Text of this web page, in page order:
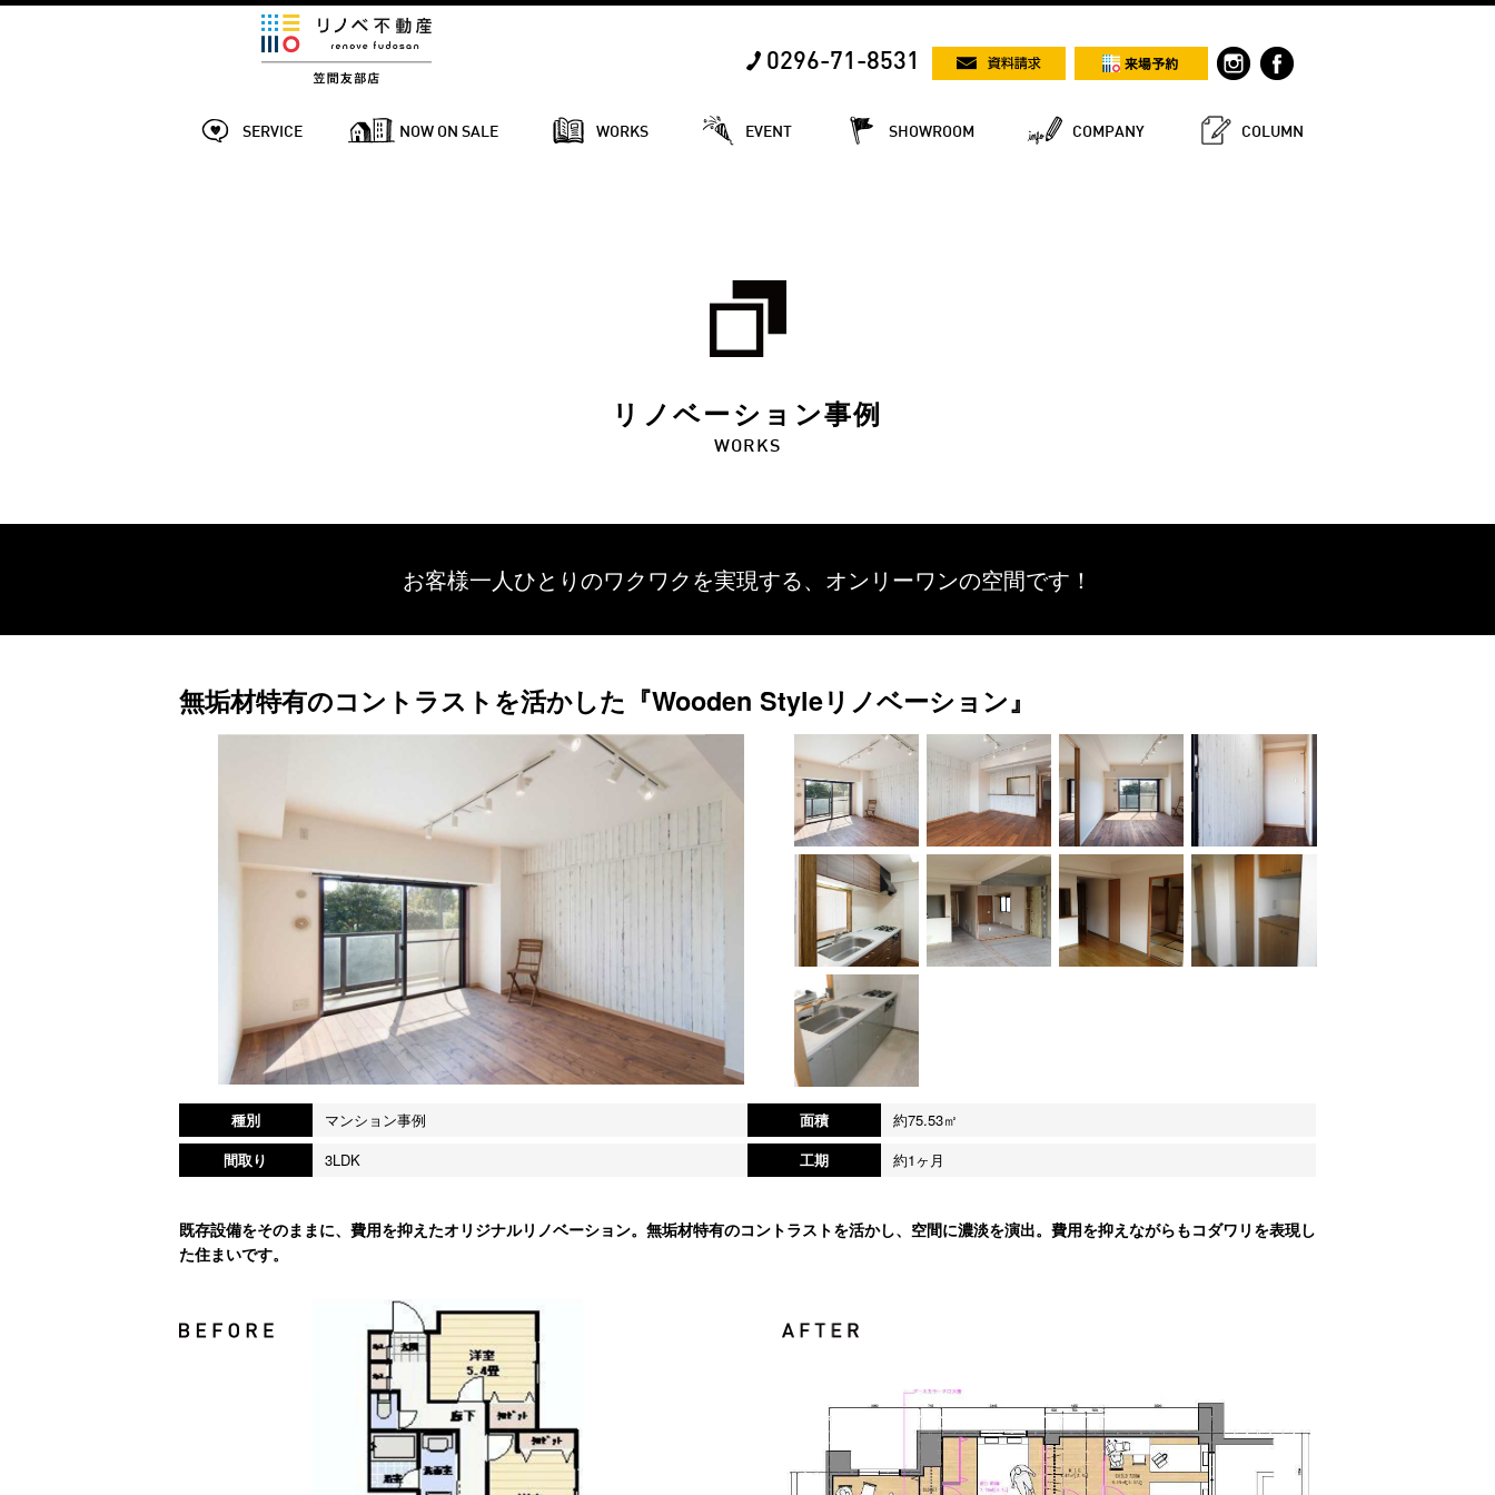
0296-71-8531
SERVICE NOW ON SALE WORKS EVENT SHOWROOM COMPANY COLUMN
リノベーション事例
WORKS
お客様一人ひとりのワクワクを実現する、 オンリーワンの空間です！
無垢材特有のコントラストを活かした『Wooden Styleリノベーション』
種別 マンション事例 面積
約75.53㎡
間取り
3LDK 工期 約1ヶ月
既存設備をそのままに、費用を抑えたオリジナルリノベーション。無垢材特有のコントラストを活かし、空間に濃淡を演出。費用を抑えながらもコダワリを表現し
た住まいです。